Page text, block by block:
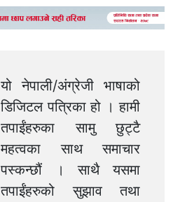
यो नेपाली/अंग्रेजी भाषाको
डिजिटल पत्रिका हो । हामी
तपाईंहरुका सामु छुट्टै
महत्वका साथ समाचार
पस्कन्छौं । साथै यसमा
तपाईंहरुको सुझाव तथा